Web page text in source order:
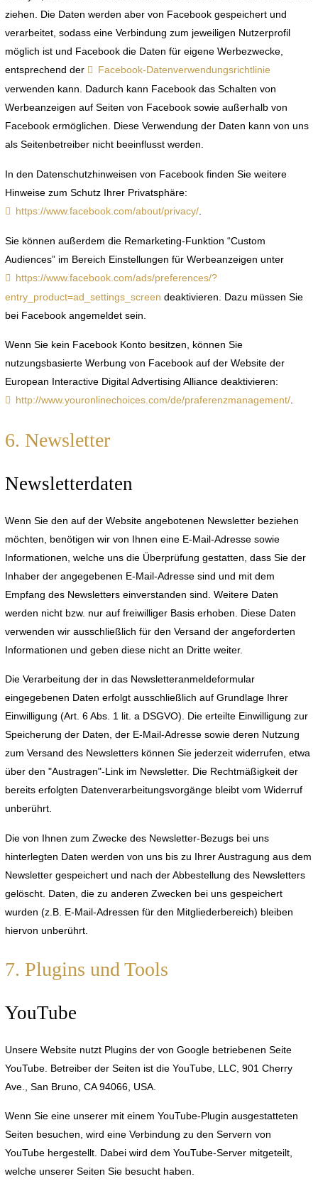
ziehen. Die Daten werden aber von Facebook gespeichert und
verarbeitet, sodass eine Verbindung zum jeweiligen Nutzerprofil
möglich ist und Facebook die Daten für eigene Werbezwecke,
entsprechend der
Facebook-Datenverwendungsrichtlinie
verwenden kann. Dadurch kann Facebook das Schalten von
Werbeanzeigen auf Seiten von Facebook sowie außerhalb von
Facebook ermöglichen. Diese Verwendung der Daten kann von uns
als Seitenbetreiber nicht beeinflusst werden.
In den Datenschutzhinweisen von Facebook finden Sie weitere
Hinweise zum Schutz Ihrer Privatsphäre:
https://www.facebook.com/about/privacy/
Sie können außerdem die Remarketing-Funktion “Custom
Audiences” im Bereich Einstellungen für Werbeanzeigen unter
https://www.facebook.com/ads/preferences/?
entry_product=ad_settings_screen deaktivieren. Dazu müssen Sie
bei Facebook angemeldet sein.
Wenn Sie kein Facebook Konto besitzen, können Sie
nutzungsbasierte Werbung von Facebook auf der Website der
European Interactive Digital Advertising Alliance deaktivieren:
http://www.youronlinechoices.com/de/praferenzmanagement/.
6. Newsletter
Newsletterdaten
Wenn Sie den auf der Website angebotenen Newsletter beziehen
möchten, benötigen wir von Ihnen eine E-Mail-Adresse sowie
Informationen, welche uns die Überprüfung gestatten, dass Sie der
Inhaber der angegebenen E-Mail-Adresse sind und mit dem
Empfang des Newsletters einverstanden sind. Weitere Daten
werden nicht bzw. nur auf freiwilliger Basis erhoben. Diese Daten
verwenden wir ausschließlich für den Versand der angeforderten
Informationen und geben diese nicht an Dritte weiter.
Die Verarbeitung der in das Newsletteranmeldeformular
eingegebenen Daten erfolgt ausschließlich auf Grundlage Ihrer
Einwilligung (Art. 6 Abs. 1 lit. a DSGVO). Die erteilte Einwilligung zur
Speicherung der Daten, der E-Mail-Adresse sowie deren Nutzung
zum Versand des Newsletters können Sie jederzeit widerrufen, etwa
über den "Austragen"-Link im Newsletter. Die Rechtmäßigkeit der
bereits erfolgten Datenverarbeitungsvorgänge bleibt vom Widerruf
unberührt.
Die von Ihnen zum Zwecke des Newsletter-Bezugs bei uns
hinterlegten Daten werden von uns bis zu Ihrer Austragung aus dem
Newsletter gespeichert und nach der Abbestellung des Newsletters
gelöscht. Daten, die zu anderen Zwecken bei uns gespeichert
wurden (z.B. E-Mail-Adressen für den Mitgliederbereich) bleiben
hiervon unberührt.
7. Plugins und Tools
YouTube
Unsere Website nutzt Plugins der von Google betriebenen Seite
YouTube. Betreiber der Seiten ist die YouTube, LLC, 901 Cherry
Ave., San Bruno, CA 94066, USA.
Wenn Sie eine unserer mit einem YouTube-Plugin ausgestatteten
Seiten besuchen, wird eine Verbindung zu den Servern von
YouTube hergestellt. Dabei wird dem YouTube-Server mitgeteilt,
welche unserer Seiten Sie besucht haben.